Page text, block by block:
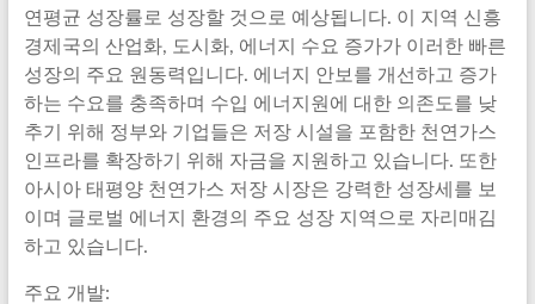
연평균 성장률로 성장할 것으로 예상됩니다. 이 지역 신흥
경제국의 산업화, 도시화, 에너지 수요 증가가 이러한 빠른
성장의 주요 원동력입니다. 에너지 안보를 개선하고 증가
하는 수요를 충족하며 수입 에너지원에 대한 의존도를 낮
추기 위해 정부와 기업들은 저장 시설을 포함한 천연가스
인프라를 확장하기 위해 자금을 지원하고 있습니다. 또한
아시아 태평양 천연가스 저장 시장은 강력한 성장세를 보
이며 글로벌 에너지 환경의 주요 성장 지역으로 자리매김
하고 있습니다.
주요 개발: